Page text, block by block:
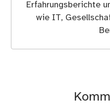
Erfahrungsberichte
wie IT,